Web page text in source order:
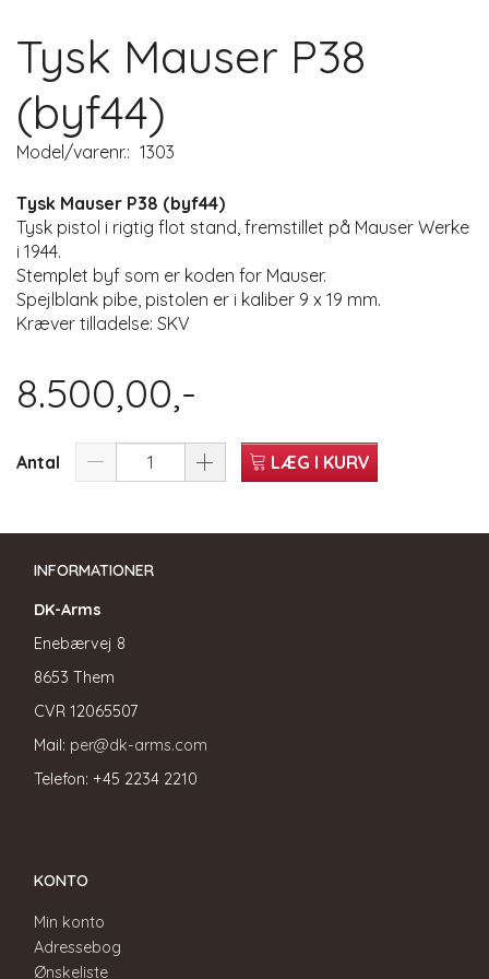
Tysk Mauser P38
(byf44)
Model/varenr.: 1303
Tysk Mauser P38 (byf44)
Tysk pistol i rigtig flot stand, fremstillet på Mauser Werke
i 1944.
Stemplet byf som er koden for Mauser.
Spejlblank pibe, pistolen er i kaliber 9 x 19 mm.
Kræver tilladelse: SKV
8.500,00,-
Antal LÆG I KURV
INFORMATIONER
DK-Arms
Enebærvej 8
8653 Them
CVR 12065507
Mail: per@dk-arms.com
Telefon: +45 2234 2210
KONTO
Min konto
Adressebog
Ønskeliste